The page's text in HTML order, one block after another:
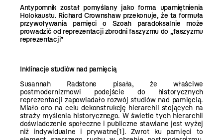
Antypomnik został pomyślany jako forma upamiętnienia
Holokaustu. Richard Crownshaw przekonuje, że ta formuła
przywoływania pamięci o Szoah paradoksalnie może
prowadzić od reprezentacji zbrodni faszyzmu do „faszyzmu
reprezentacji”
Inklinacje studiów nad pamięcią
Susannah Radstone pisała, że właściwe
postmodernizmowi podejście do historycznych
reprezentacji zapowiadało rozwój studiów nad pamięcią.
Miało ono na celu dekonstrukcję hierarchii stojących na
straży myślenia historycznego. W świetle tych hierarchii
doświadczenie społeczne i publiczne stawiane jest wyżej
niż indywidualne i prywatne[1]. Zwrot ku pamięci to